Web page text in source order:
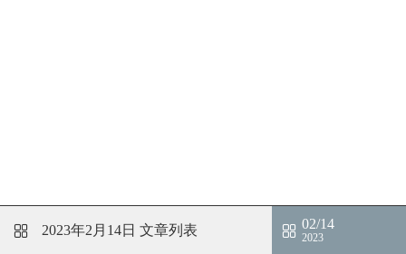
2023年2月14日 文章列表 02/14
2023